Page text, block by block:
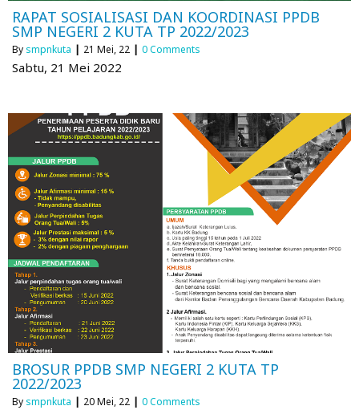
RAPAT SOSIALISASI DAN KOORDINASI PPDB
SMP NEGERI 2 KUTA TP 2022/2023
By smpnkuta | 21 Mei, 22 | 0 Comments
Sabtu, 21 Mei 2022
BROSUR PPDB SMP NEGERI 2 KUTA TP
2022/2023
By smpnkuta | 20Mei, 22 | 0 Comments